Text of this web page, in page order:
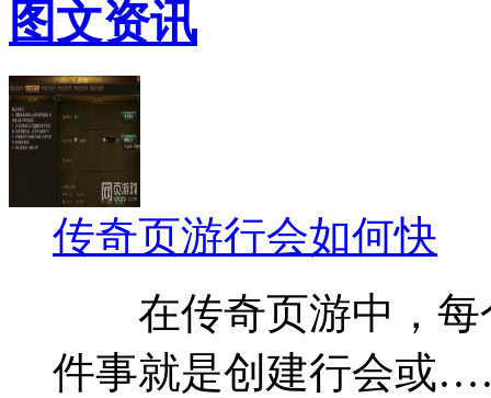
图文资讯
传奇页游行会如何快
在传奇页游中，每
件事就是创建行会或